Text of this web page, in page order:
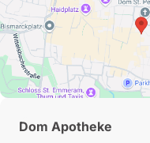
Dom Apotheke